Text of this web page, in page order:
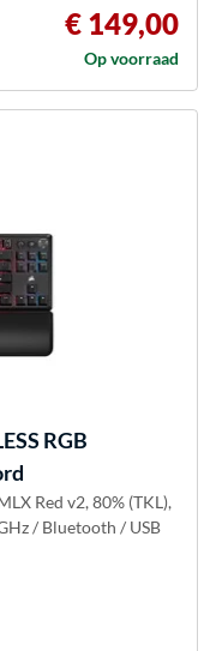
€ 149,00
Op voorraad
RGB
Red v2, 80% (TKL),
/ Bluetooth / USB